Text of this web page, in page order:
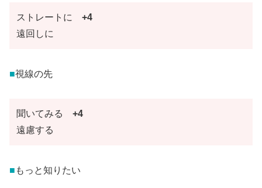
ストレートに +4
遠回しに
■視線の先
聞いてみる +4
遠慮する
■ もっと知りたい